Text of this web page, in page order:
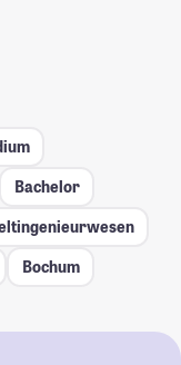
Bachelor
Bochum